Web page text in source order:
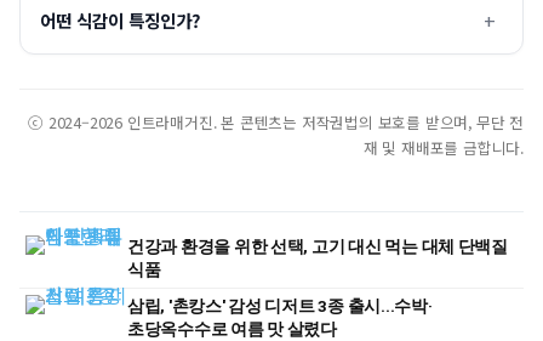
어떤 식감이 특징인가?
ⓒ 2024–2026 인트라매거진. 본 콘텐츠는 저작권법의 보호를 받으며, 무단 전
재 및 재배포를 금합니다.
건강과 환경을 위한 선택, 고기 대신 먹는 대체 단백질
식품
삼립, '촌캉스' 감성 디저트 3종 출시...수박·
초당옥수수로 여름 맛 살렸다